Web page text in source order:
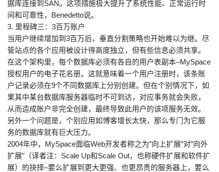
据库连接到SAN。这项措施极大提升了系统性能、正常运行时
间和可靠性，Benedetto说。
3. 里程碑三：3百万账户
当用户继续增加到3百万后，垂直分割策略也开始难以为继。尽
管站点的各个应用被设计得高度独立，但有些信息必须共享。
在这个架构里，每个数据库必须有各自的用户表副本–MySpace
授权用户的电子花名册。这就意味着一个用户注册时，该条账
户记录必须在9个不同数据库上分别创建。但在个别情况下，如
果其中某台数据库服务器临时不可到达，对应事务就会失败，
从而造成账户非完全创建，最终导致此用户的该项服务无效。
另外一个问题是，个别应用如博客增长太快，那么专门为它服
务的数据库就有巨大压力。
2004年中，MySpace面临Web开发者称之为”向上扩展”对”向外
扩展”（译者注：Scale Up和Scale Out，也称硬件扩展和软件扩
展）的抉择–要么扩展到更大更强、也更昂贵的服务器上，要么